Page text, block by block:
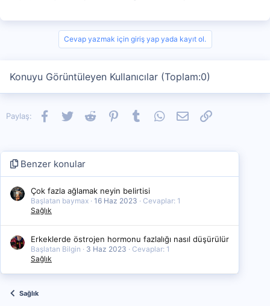
Cevap yazmak için giriş yap yada kayıt ol.
Konuyu Görüntüleyen Kullanıcılar (Toplam:0)
Paylaş: Facebook
TwitterReddit PinterestTumblrWhatsApp
E-postaLink
Benzer konular
Çok fazla ağlamak neyin belirtisi
Başlatan baymax 16 Haz 2023
Cevaplar: 1
Sağlık
Erkeklerde östrojen hormonu fazlalığı nasıl düşürülür
Başlatan Bilgin 3 Haz 2023
Cevaplar: 1
Sağlık
Sağlık